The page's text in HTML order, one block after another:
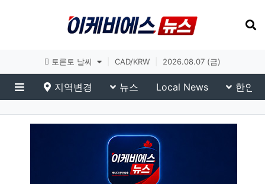
토론토 날씨 CAD/KRW 2026.08.07 (금)
메뉴
지역변경 뉴스 Local News 한인
eKBS News